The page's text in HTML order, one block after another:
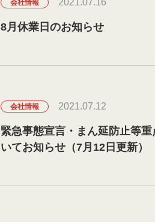
会社情報 2021.07.16
8月休業日のお知らせ
会社情報 2021.07.12
緊急事態宣言・まん延防止等
いてお知らせ（7月12日更新）